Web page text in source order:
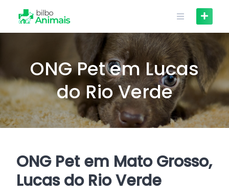
content
ONG Pet em Lucas
do Rio Verde
ONG Pet em Mato Grosso,
Lucas do Rio Verde